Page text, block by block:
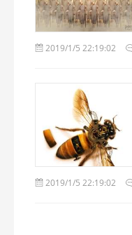
2019/1/5 22:19:02
2019/1/5 22:19:02